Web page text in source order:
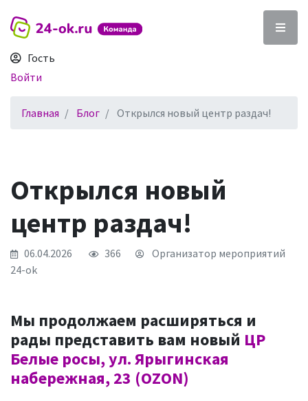
Гость
Войти
Главная Блог Открылся новый центр раздач!
Открылся новый
центр раздач!
06.04.2026 366
Организатор мероприятий
24-ok
Мы продолжаем расширяться и
рады представить вам новый ЦР
Белые росы, ул. Ярыгинская
набережная, 23 (OZON)